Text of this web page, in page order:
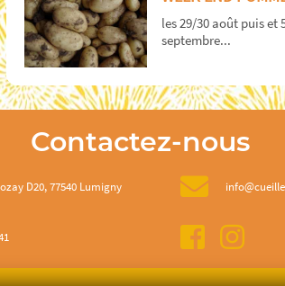
les 29/30 août puis et
septembre...
Contactez-nous
D20, 77540 Lumigny